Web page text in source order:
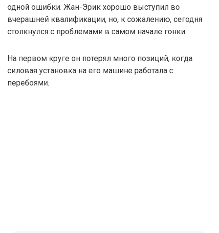
одной ошибки. Жан-Эрик хорошо выступил во
вчерашней квалификации, но, к сожалению, сегодня
столкнулся с проблемами в самом начале гонки.
На первом круге он потерял много позиций, когда
силовая установка на его машине работала с
перебоями.